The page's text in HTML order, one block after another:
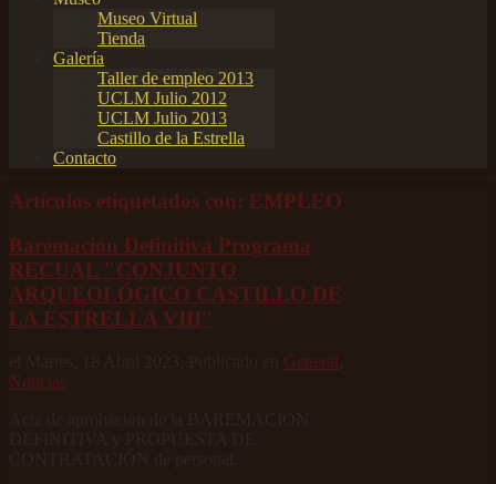
Museo Virtual
Tienda
Galería
Taller de empleo 2013
UCLM Julio 2012
UCLM Julio 2013
Castillo de la Estrella
Contacto
Artículos etiquetados con: EMPLEO
Baremación Definitiva Programa
RECUAL "CONJUNTO
ARQUEOLÓGICO CASTILLO DE
LA ESTRELLA VIII"
General
Noticias